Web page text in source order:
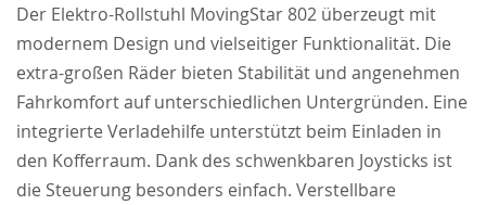
Der Elektro-Rollstuhl MovingStar 802 überzeugt mit
modernem Design und vielseitiger Funktionalität. Die
extra-großen Räder bieten Stabilität und angenehmen
Fahrkomfort auf unterschiedlichen Untergründen. Eine
integrierte Verladehilfe unterstützt beim Einladen in
den Kofferraum. Dank des schwenkbaren Joysticks ist
die Steuerung besonders einfach. Verstellbare